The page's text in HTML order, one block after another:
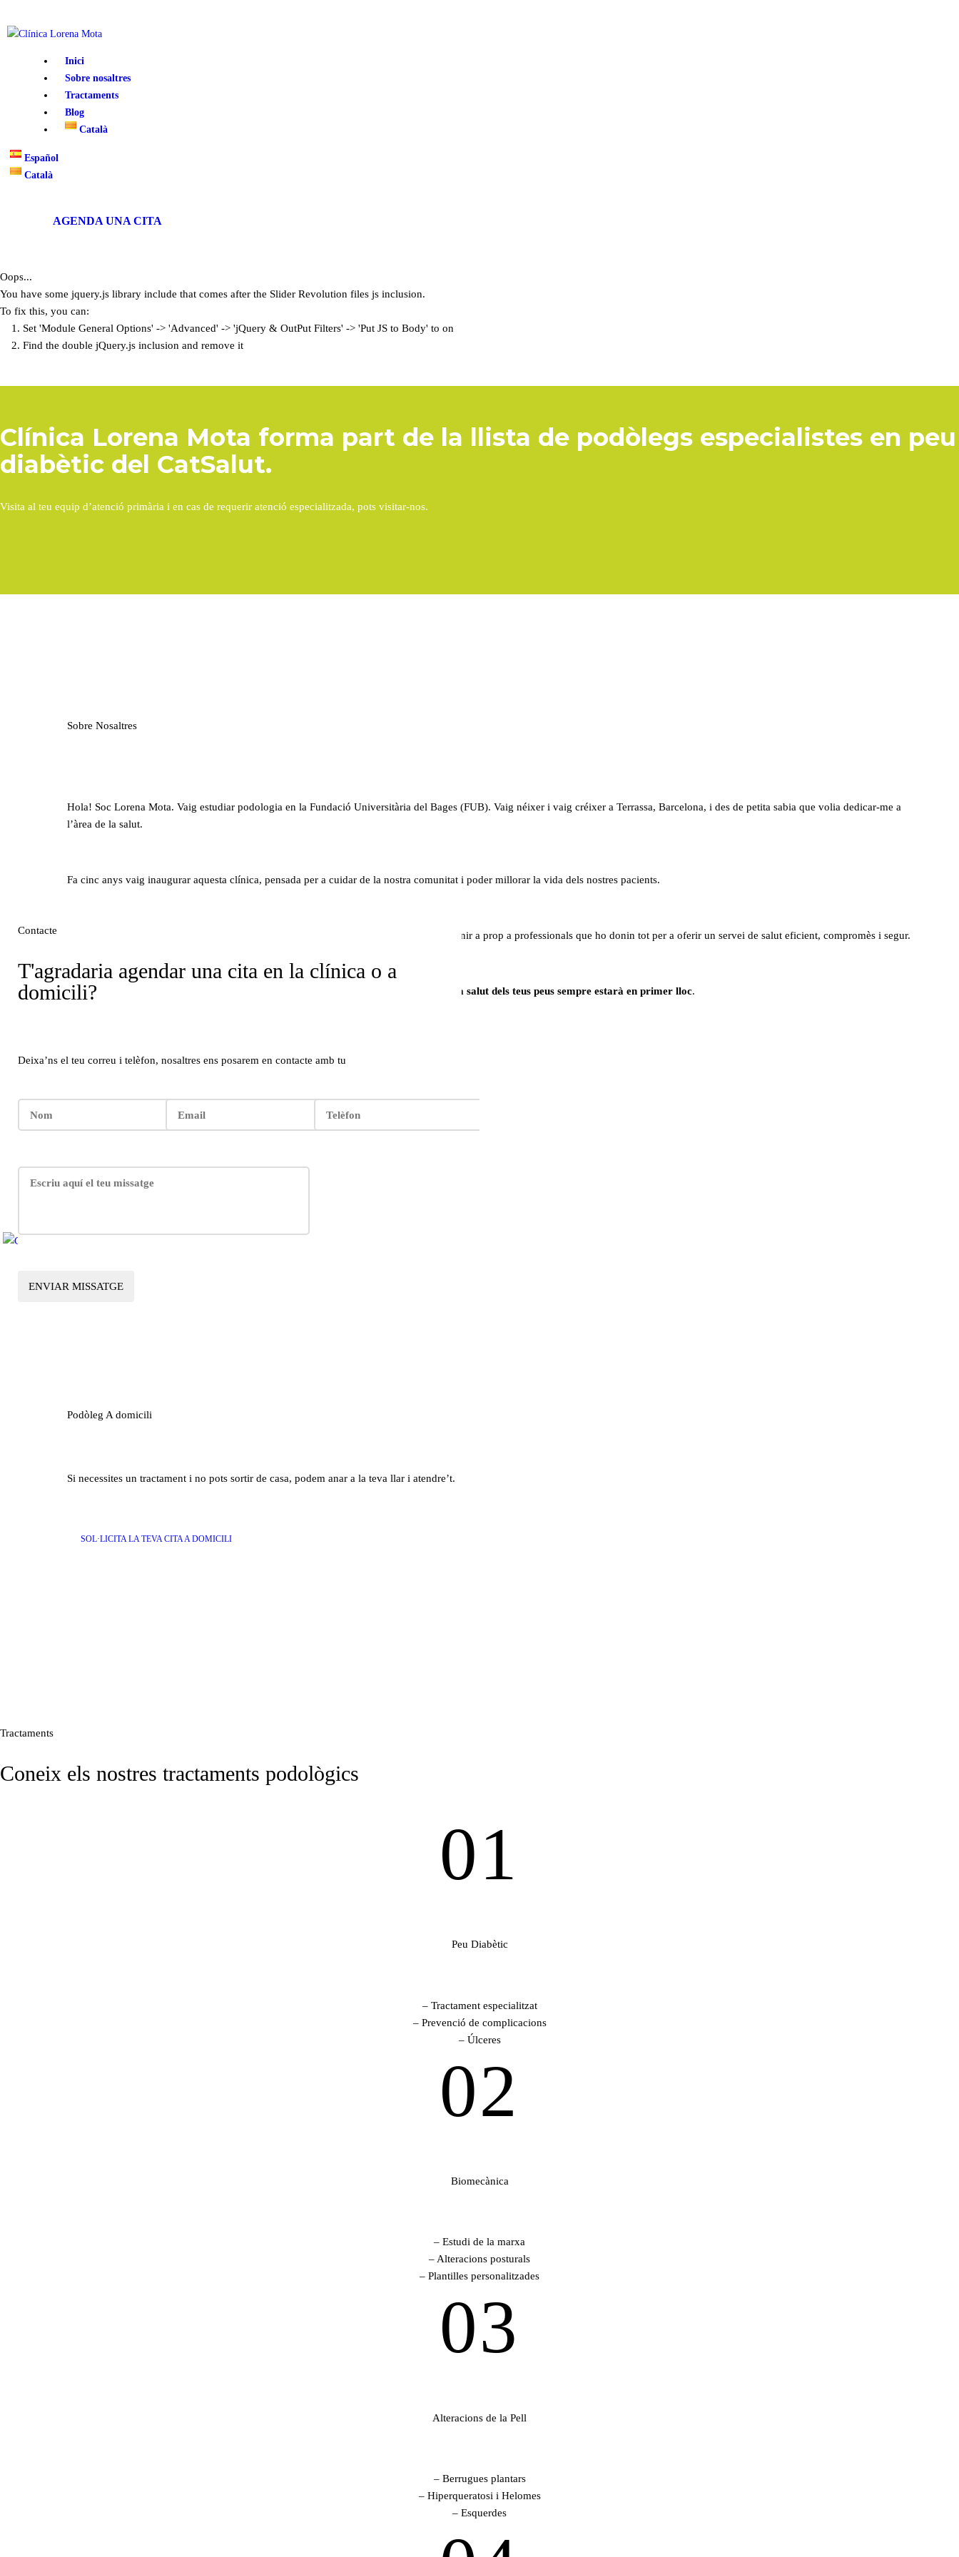
Inici
Sobre nosaltres
Tractaments
Blog
Català
Español
Català
AGENDA UNA CITA
Oops...
You have some jquery.js library include that comes after the Slider Revolution files js inclusion.
To fix this, you can:
1. Set 'Module General Options' -> 'Advanced' -> 'jQuery & OutPut Filters' -> 'Put JS to Body' to on
2. Find the double jQuery.js inclusion and remove it
Clínica Lorena Mota forma part de la llista de podòlegs especialistes en peu
diabètic del CatSalut.
Visita al teu equip d’atenció primària i en cas de requerir atenció especialitzada, pots visitar-nos.
Sobre Nosaltres
Hola! Soc Lorena Mota. Vaig estudiar podologia en la Fundació Universitària del Bages (FUB). Vaig néixer i vaig créixer a Terrassa, Barcelona, i des de petita sabia que volia dedicar-me a
l’àrea de la salut.
Fa cinc anys vaig inaugurar aquesta clínica, pensada per a cuidar de la nostra comunitat i poder millorar la vida dels nostres pacients.
Ens situem a Terrassa, Barcelona perquè sabem l’important que és per a la nostra gent tenir a prop a professionals que ho donin tot per a oferir un servei de salut eficient, compromès i segur.
Actualment som un gran equip i tenim una missió amb cadascun dels nostres pacients; la salut dels teus peus sempre estarà en primer lloc.
Podòleg A domicili
Si necessites un tractament i no pots sortir de casa, podem anar a la teva llar i atendre’t.
SOL·LICITA LA TEVA CITA A DOMICILI
Tractaments
Coneix els nostres tractaments podològics
01
Peu Diabètic
– Tractament especialitzat
– Prevenció de complicacions
– Úlceres
02
Biomecànica
– Estudi de la marxa
– Alteracions posturals
– Plantilles personalitzades
03
Alteracions de la Pell
– Berrugues plantars
– Hiperqueratosi i Helomes
– Esquerdes
Contacte
T'agradaria agendar una cita en la clínica o a
domicili?
Deixa’ns el teu correu i telèfon, nosaltres ens posarem en contacte amb tu